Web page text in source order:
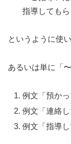
指導しても
というように使い
あるいは単に「
例文「預かっ
例文「連絡し
例文「指導し